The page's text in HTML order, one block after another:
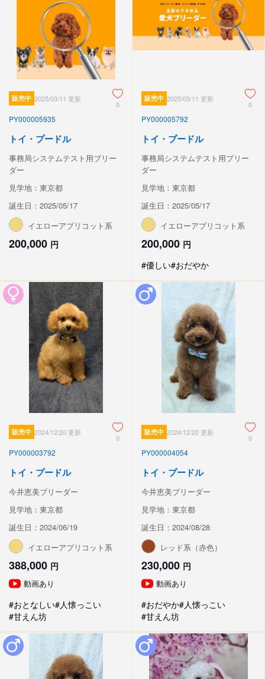
販売中 2025/03/11 更新
0
PY000005935
トイ・プードル
事務局システムテスト用ブリー
ダー
見学地：東京都
誕生日：2025/05/17
イエローアプリコット系
200,000 円
販売中 2025/03/11 更新
0
PY000005792
トイ・プードル
事務局システムテスト用ブリー
ダー
見学地：東京都
誕生日：2025/05/17
イエローアプリコット系
200,000 円
#優しい#おだやか
販売中 2024/12/20 更新
0
PY000003792
トイ・プードル
今井恵美ブリーダー
見学地：東京都
誕生日：2024/06/19
イエローアプリコット系
388,000 円
動画あり
#おとなしい#人懐っこい
#甘えん坊
販売中 2024/12/20 更新
0
PY000004054
トイ・プードル
今井恵美ブリーダー
見学地：東京都
誕生日：2024/08/28
レッド系（赤色）
230,000 円
動画あり
#おだやか#人懐っこい
#甘えん坊